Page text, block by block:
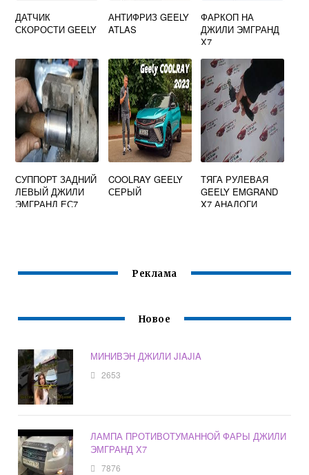
ДАТЧИК
СКОРОСТИ GEELY
АНТИФРИЗ GEELY
ATLAS
ФАРКОП НА
ДЖИЛИ ЭМГРАНД
Х7
СУППОРТ ЗАДНИЙ
ЛЕВЫЙ ДЖИЛИ
ЭМГРАНД ЕС7
COOLRAY GEELY
СЕРЫЙ
ТЯГА РУЛЕВАЯ
GEELY EMGRAND
X7 АНАЛОГИ
Реклама
Новое
МИНИВЭН ДЖИЛИ JIAJIA
2653
ЛАМПА ПРОТИВОТУМАННОЙ ФАРЫ ДЖИЛИ
ЭМГРАНД Х7
7876